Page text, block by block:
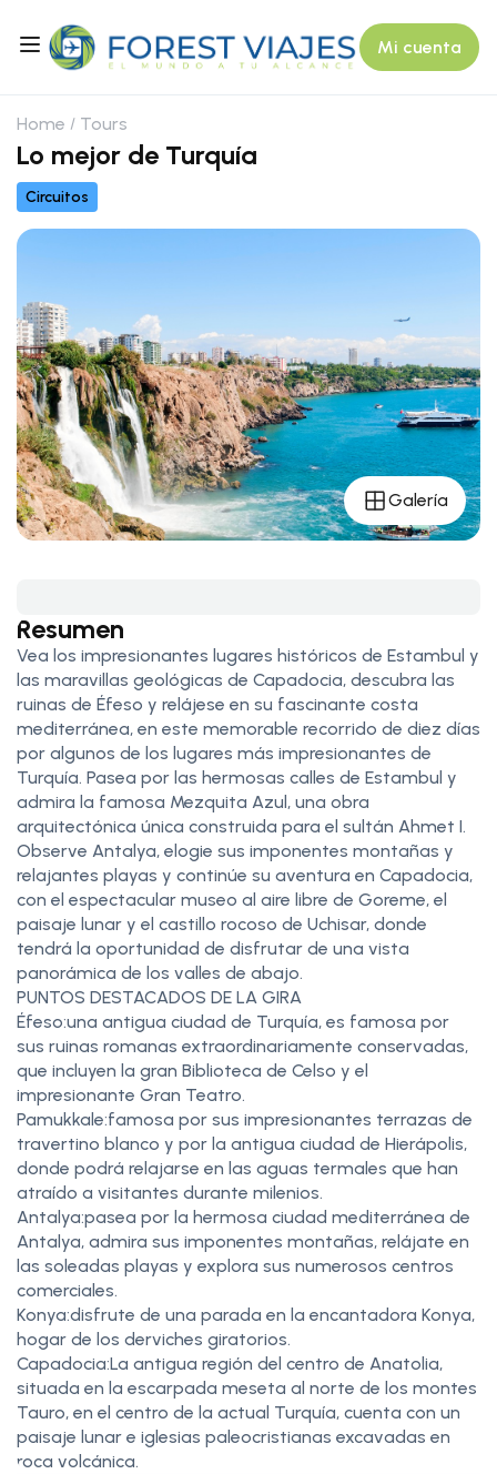
Mi cuenta
Home Tours
Lo mejor de Turquía
Circuitos
Galería
Resumen
Vea los impresionantes lugares históricos de Estambul y
las maravillas geológicas de Capadocia, descubra las
ruinas de Éfeso y relájese en su fascinante costa
mediterránea, en este memorable recorrido de diez días
por algunos de los lugares más impresionantes de
Turquía. Pasea por las hermosas calles de Estambul y
admira la famosa Mezquita Azul, una obra
arquitectónica única construida para el sultán Ahmet I.
Observe Antalya, elogie sus imponentes montañas y
relajantes playas y continúe su aventura en Capadocia,
con el espectacular museo al aire libre de Goreme, el
paisaje lunar y el castillo rocoso de Uchisar, donde
tendrá la oportunidad de disfrutar de una vista
panorámica de los valles de abajo.
PUNTOS DESTACADOS DE LA GIRA
Éfeso:una antigua ciudad de Turquía, es famosa por
sus ruinas romanas extraordinariamente conservadas,
que incluyen la gran Biblioteca de Celso y el
impresionante Gran Teatro.
Pamukkale:famosa por sus impresionantes terrazas de
travertino blanco y por la antigua ciudad de Hierápolis,
donde podrá relajarse en las aguas termales que han
atraído a visitantes durante milenios.
Antalya:pasea por la hermosa ciudad mediterránea de
Antalya, admira sus imponentes montañas, relájate en
las soleadas playas y explora sus numerosos centros
comerciales.
Konya:disfrute de una parada en la encantadora Konya,
hogar de los derviches giratorios.
Capadocia:La antigua región del centro de Anatolia,
situada en la escarpada meseta al norte de los montes
Tauro, en el centro de la actual Turquía, cuenta con un
paisaje lunar e iglesias paleocristianas excavadas en
roca volcánica.